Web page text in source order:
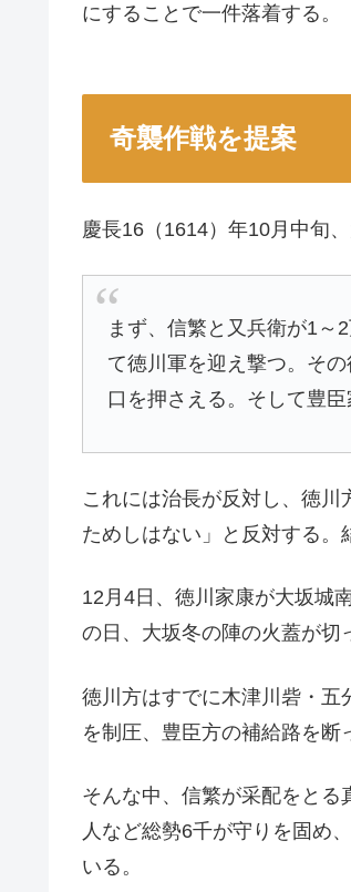
にすることで一件落着する。
奇襲作戦を提案
慶長16（1614）年10月中旬
まず、信繁と又兵衛が1～
て徳川軍を迎え撃つ。そ
口を押さえる。そして豊
これには治長が反対し、徳
ためしはない」と反対する。
12月4日、徳川家康が大坂城
の日、大坂冬の陣の火蓋が切
徳川方はすでに木津川砦・五
を制圧、豊臣方の補給路を断
そんな中、信繁が采配をと
人など総勢6千が守りを固め
いる。